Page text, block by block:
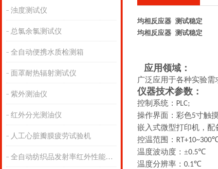
浊度测试仪
总氯余氯测试仪
全自动便携水质检测箱
面罩耐热辐射测试仪
紫外测油仪
红外分光测油仪
人工心脏瓣膜疲劳试验机
全自动纺织品发射率红外性能分析
均相反应器 测试稳定
均相反应器 测试稳定
应用领域：
广泛应用于各种实验
仪器技术参数：
控制系统： PLC;
操作界面：彩色5寸触
嵌入式微型打印机，配
控温范围： RT+10~300
温度波动度：±0.5℃
温度分辨率： 0.1℃